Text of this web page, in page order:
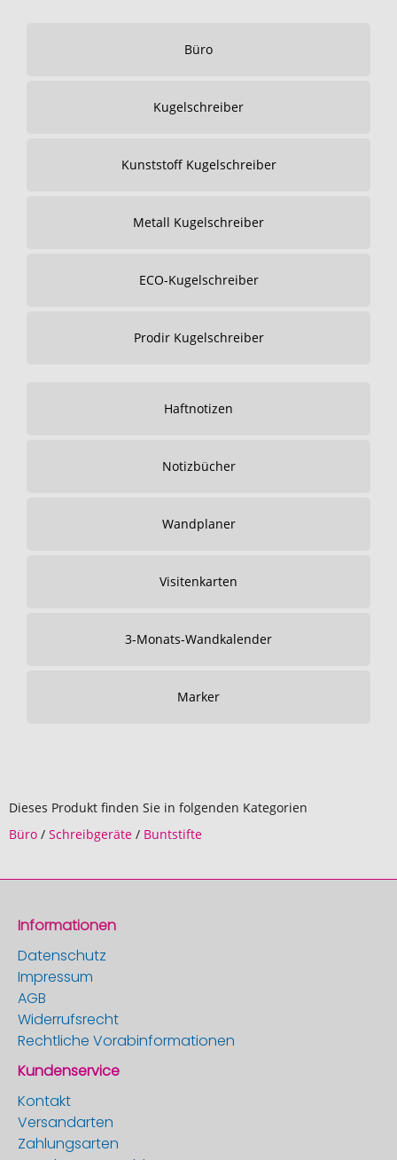
Büro
Kugelschreiber
Kunststoff Kugelschreiber
Metall Kugelschreiber
ECO-Kugelschreiber
Prodir Kugelschreiber
Haftnotizen
Notizbücher
Wandplaner
Visitenkarten
3-Monats-Wandkalender
Marker
Dieses Produkt finden Sie in folgenden Kategorien
Büro / Schreibgeräte / Buntstifte
Informationen
Datenschutz
Impressum
AGB
Widerrufsrecht
Rechtliche Vorabinformationen
Kundenservice
Kontakt
Versandarten
Zahlungsarten